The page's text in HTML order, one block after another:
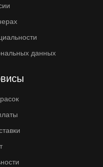
данных